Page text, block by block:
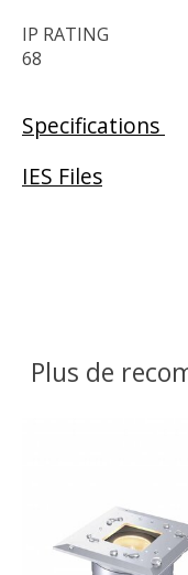
IP RATING
68
Specifications
IES Files
Plus de
Articles du